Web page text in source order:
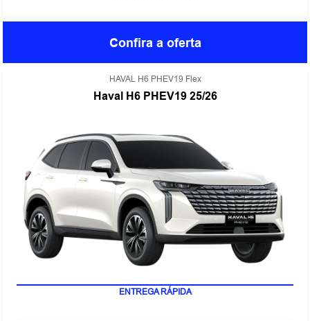
Confira a oferta
HAVAL H6 PHEV19 Flex
Haval H6 PHEV19 25/26
ENTREGA RÁPIDA